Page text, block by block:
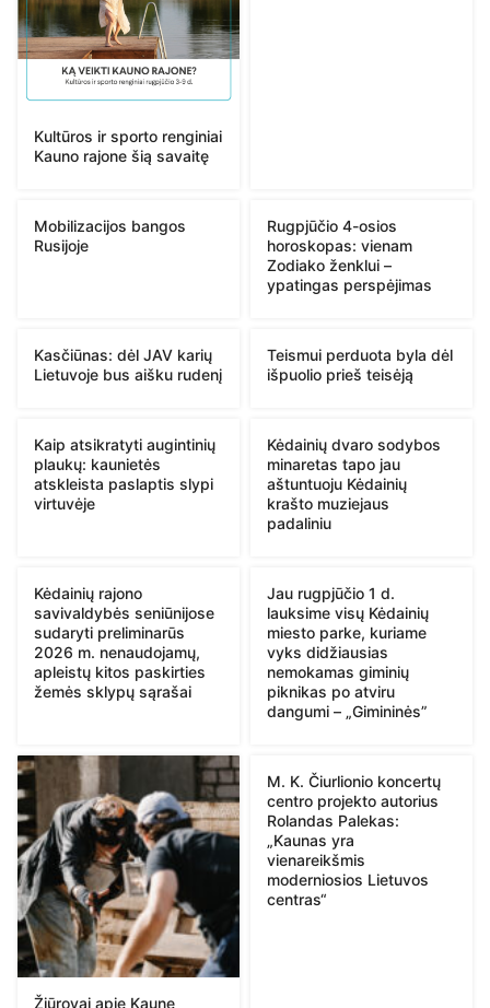
Kultūros ir sporto renginiai
Kauno rajone šią savaitę
Mobilizacijos bangos
Rusijoje
Rugpjūčio 4-osios
horoskopas: vienam
Zodiako ženklui –
ypatingas perspėjimas
Kasčiūnas: dėl JAV karių
Lietuvoje bus aišku rudenį
Teismui perduota byla dėl
išpuolio prieš teisėją
Kaip atsikratyti augintinių
plaukų: kaunietės
atskleista paslaptis slypi
virtuvėje
Kėdainių dvaro sodybos
minaretas tapo jau
aštuntuoju Kėdainių
krašto muziejaus
padaliniu
Kėdainių rajono
savivaldybės seniūnijose
sudaryti preliminarūs
2026 m. nenaudojamų,
apleistų kitos paskirties
žemės sklypų sąrašai
Jau rugpjūčio 1 d.
lauksime visų Kėdainių
miesto parke, kuriame
vyks didžiausias
nemokamas giminių
piknikas po atviru
dangumi – „Gimininės”
Žiūrovai apie Kaune
M. K. Čiurlionio koncertų
centro projekto autorius
Rolandas Palekas:
„Kaunas yra
vienareikšmis
moderniosios Lietuvos
centras“